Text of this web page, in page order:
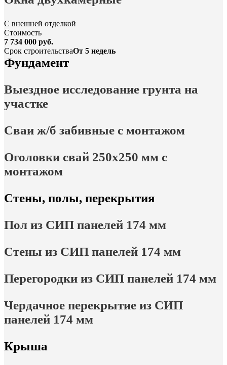
С внешней отделкой
Стоимость
7 734 000 руб.
Срок строительстваОт 5 недель
Фундамент
Выездное исследование грунта на
участке
Сваи ж/б забивные с монтажом
Оголовки свай 250х250 мм с
монтажом
Стены, полы, перекрытия
Пол из СИП панелей 174 мм
Стены из СИП панелей 174 мм
Перегородки из СИП панелей 174 мм
Чердачное перекрытие из СИП
панелей 174 мм
Крыша